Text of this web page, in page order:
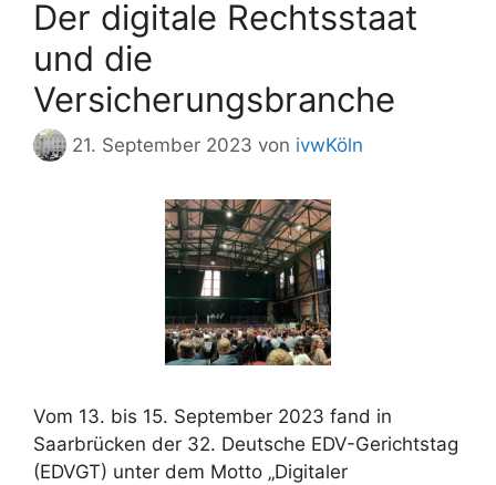
Der digitale Rechtsstaat
und die
Versicherungsbranche
21. September 2023 von ivwKöln
Vom 13. bis 15. September 2023 fand in
Saarbrücken der 32. Deutsche EDV-Gerichtstag
(EDVGT) unter dem Motto „Digitaler